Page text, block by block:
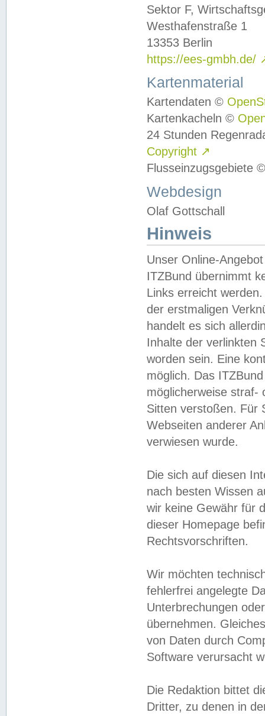
Sektor F,
Westhafenstraße 1
13353 Berlin
https://ees-gmbh.de/
Kartenmaterial
Kartendaten ©
Kartenkacheln ©
24 Stunden
Copyright ↗
Flusseinzugsgebiete
Webdesign
Olaf Gottschall
Hinweis
Unser Online-
ITZBund übernimmt
Links erreicht
der erstmaligen
handelt es sich
Inhalte der verlinkten
worden sein. Eine
möglich. Das
möglicherweise straf-
Sitten verstoßen. Für
Webseiten anderer
verwiesen wurde.
Die sich auf diesen
nach besten Wissen
wir keine Gewähr für
dieser Homepage
Rechtsvorschriften.
Wir möchten
fehlerfrei angelegte
Unterbrechungen
übernehmen.
von Daten durch
Software verursacht
Die Redaktion bittet
Dritter, zu denen in